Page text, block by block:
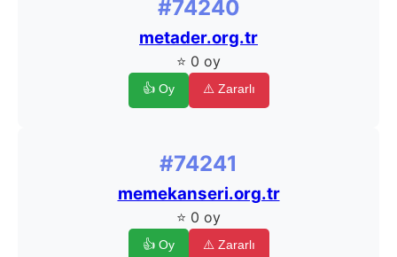
#74240
metader.org.tr
⭐ 0 oy
👍 Oy ⚠️ Zararlı
#74241
memekanseri.org.tr
⭐ 0 oy
👍 Oy ⚠️ Zararlı